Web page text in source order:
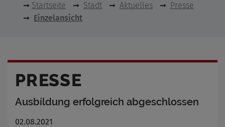
Startseite Stadt Aktuelles
Presse
Einzelansicht
PRESSE
Ausbildung erfolgreich abgeschlossen
02.08.2021